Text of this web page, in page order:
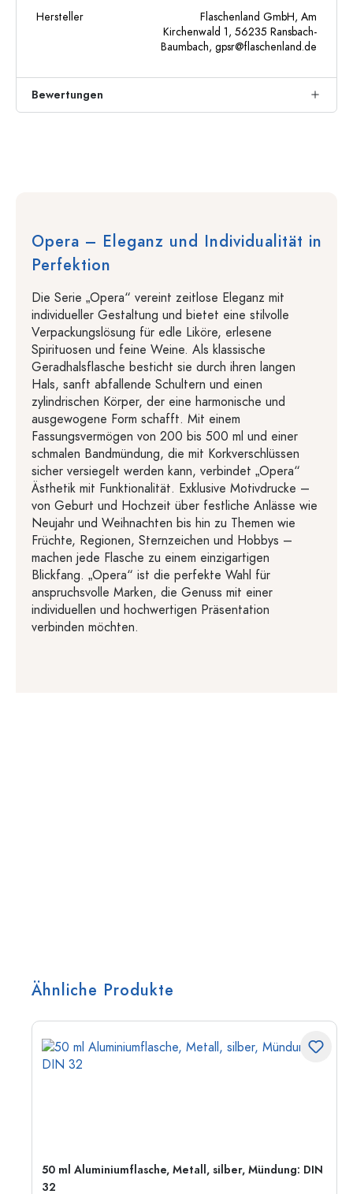
Hersteller
Flaschenland GmbH, Am
Kirchenwald 1, 56235 Ransbach-
Baumbach, gpsr@flaschenland.de
Bewertungen
Opera – Eleganz und Individualität in
Perfektion
Die Serie „Opera“ vereint zeitlose Eleganz mit
individueller Gestaltung und bietet eine stilvolle
Verpackungslösung für edle Liköre, erlesene
Spirituosen und feine Weine. Als klassische
Geradhalsflasche besticht sie durch ihren langen
Hals, sanft abfallende Schultern und einen
zylindrischen Körper, der eine harmonische und
ausgewogene Form schafft. Mit einem
Fassungsvermögen von 200 bis 500 ml und einer
schmalen Bandmündung, die mit Korkverschlüssen
sicher versiegelt werden kann, verbindet „Opera“
Ästhetik mit Funktionalität. Exklusive Motivdrucke –
von Geburt und Hochzeit über festliche Anlässe wie
Neujahr und Weihnachten bis hin zu Themen wie
Früchte, Regionen, Sternzeichen und Hobbys –
machen jede Flasche zu einem einzigartigen
Blickfang. „Opera“ ist die perfekte Wahl für
anspruchsvolle Marken, die Genuss mit einer
individuellen und hochwertigen Präsentation
verbinden möchten.
Ähnliche Produkte
50 ml Aluminiumflasche, Metall, silber, Mündung: DIN
32